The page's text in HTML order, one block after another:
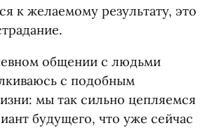
к желаемому результату, это
общении с людьми
с подобным
мы так сильно цепляемся
будущего, что уже сейчас